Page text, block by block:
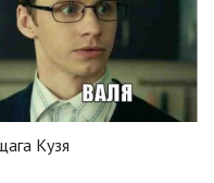
Кузя